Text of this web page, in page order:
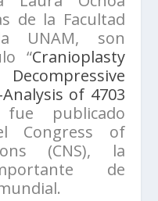
de la Facultad
UNAM, son
“Cranioplasty
of 4703
publicado
Congress of
(CNS), la
de